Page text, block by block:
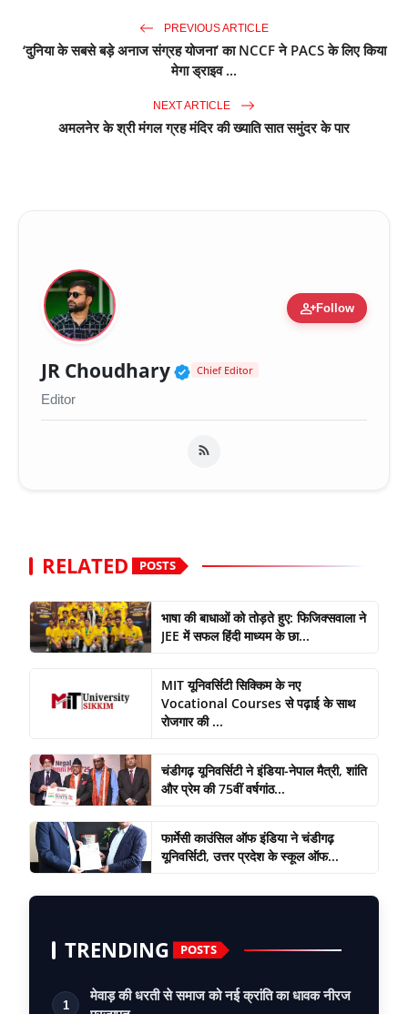
PREVIOUS ARTICLE
‘दुनिया के सबसे बड़े अनाज संग्रह योजना’ का NCCF ने PACS के लिए किया
मेगा ड्राइव ...
NEXT ARTICLE
अमलनेर के श्री मंगल ग्रह मंदिर की ख्याति सात समुंदर के पार
person_addFollow
JR Choudhary Verified Public Figure
Chief Editor
Editor
RELATED POSTS
भाषा की बाधाओं को तोड़ते हुए: फिजिक्सवाला ने
JEE में सफल हिंदी माध्यम के छा...
MIT यूनिवर्सिटी सिक्किम के नए
Vocational Courses से पढ़ाई के साथ
रोजगार की ...
चंडीगढ़ यूनिवर्सिटी ने इंडिया-नेपाल मैत्री, शांति
और प्रेम की 75वीं वर्षगांठ...
फार्मेसी काउंसिल ऑफ इंडिया ने चंडीगढ़
यूनिवर्सिटी, उत्तर प्रदेश के स्कूल ऑफ...
TRENDING POSTS
1
मेवाड़ की धरती से समाज को नई क्रांति का धावक नीरज